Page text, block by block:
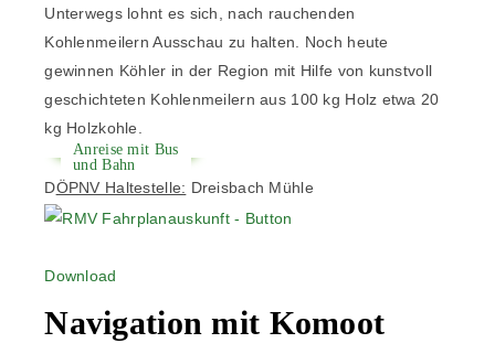
Unterwegs lohnt es sich, nach rauchenden
Kohlenmeilern Ausschau zu halten. Noch heute
gewinnen Köhler in der Region mit Hilfe von kunstvoll
geschichteten Kohlenmeilern aus 100 kg Holz etwa 20
kg Holzkohle.
Anreise mit Bus
und Bahn
DÖPNV Haltestelle: Dreisbach Mühle
Download
Navigation mit Komoot